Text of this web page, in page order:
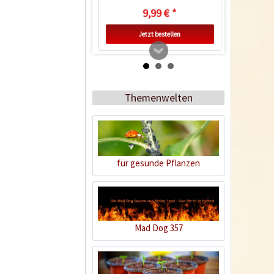
9,99 € *
Jetzt bestellen
Heizmatte 35 x 25cm
Inhalt1 Stück
37,99 € *
Ausverkauft
Themenwelten
für gesunde Pflanzen
Mad Dog 357